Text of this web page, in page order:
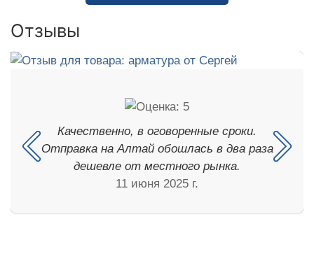
Отзывы
Качественно, в оговоренные сроки.
Отправка на Алтай обошлась в два раза
дешевле от местного рынка.
11 июня 2025 г.